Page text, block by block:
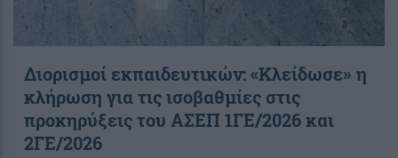
Διορισμοί εκπαιδευτικών: «Κλείδωσε» η
κλήρωση για τις ισοβαθμίες στις
προκηρύξεις του ΑΣΕΠ 1ΓΕ/2026 και
2ΓΕ/2026